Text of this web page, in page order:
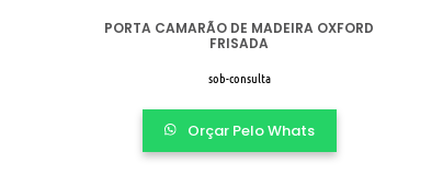
PORTA CAMARÃO DE MADEIRA OXFORD
FRISADA
sob-consulta
Orçar Pelo Whats